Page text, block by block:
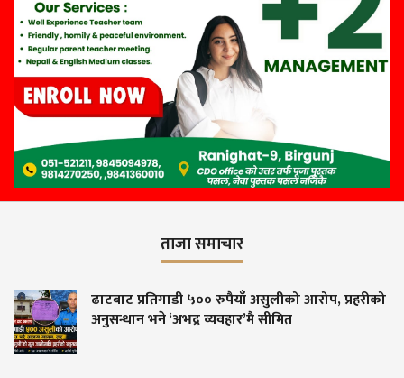
ताजा समाचार
ढाटबाट प्रतिगाडी ५०० रुपैयाँ असुलीको आरोप, प्रहरीको
अनुसन्धान भने ‘अभद्र व्यवहार’मै सीमित